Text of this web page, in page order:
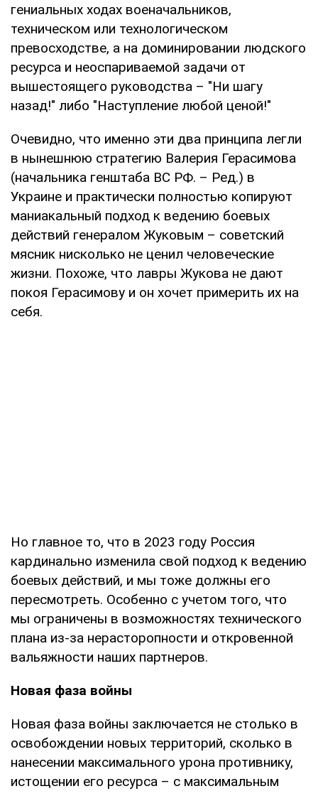
гениальных ходах военачальников,
техническом или технологическом
превосходстве, а на доминировании людского
ресурса и неоспариваемой задачи от
вышестоящего руководства – "Ни шагу
назад!" либо "Наступление любой ценой!"
Очевидно, что именно эти два принципа легли
в нынешнюю стратегию Валерия Герасимова
(начальника генштаба ВС РФ. – Ред.) в
Украине и практически полностью копируют
маниакальный подход к ведению боевых
действий генералом Жуковым – советский
мясник нисколько не ценил человеческие
жизни. Похоже, что лавры Жукова не дают
покоя Герасимову и он хочет примерить их на
себя.
Но главное то, что в 2023 году Россия
кардинально изменила свой подход к ведению
боевых действий, и мы тоже должны его
пересмотреть. Особенно с учетом того, что
мы ограничены в возможностях технического
плана из-за нерасторопности и откровенной
вальяжности наших партнеров.
Новая фаза войны
Новая фаза войны заключается не столько в
освобождении новых территорий, сколько в
нанесении максимального урона противнику,
истощении его ресурса – с максимальным